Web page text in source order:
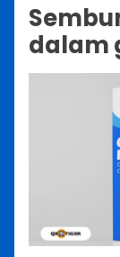
dalam